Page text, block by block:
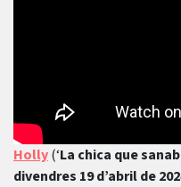
Holly(‘La chica que
divendres 19 d’abril de